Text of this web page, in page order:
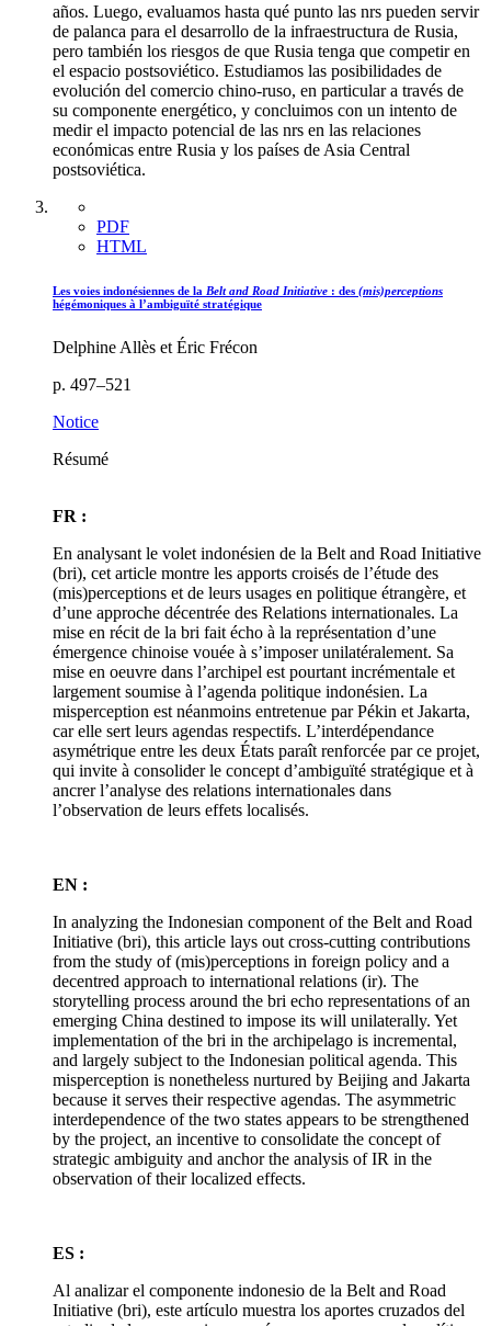
años. Luego, evaluamos hasta qué punto las nrs pueden servir
de palanca para el desarrollo de la infraestructura de Rusia,
pero también los riesgos de que Rusia tenga que competir en
el espacio postsoviético. Estudiamos las posibilidades de
evolución del comercio chino-ruso, en particular a través de
su componente energético, y concluimos con un intento de
medir el impacto potencial de las nrs en las relaciones
económicas entre Rusia y los países de Asia Central
postsoviética.
PDF
HTML
Les voies indonésiennes de la Belt and Road Initiative : des (mis)perceptions
hégémoniques à l’ambiguïté stratégique
Delphine Allès et Éric Frécon
p. 497–521
Notice
Résumé
FR :
En analysant le volet indonésien de la Belt and Road Initiative
(bri), cet article montre les apports croisés de l’étude des
(mis)perceptions et de leurs usages en politique étrangère, et
d’une approche décentrée des Relations internationales. La
mise en récit de la bri fait écho à la représentation d’une
émergence chinoise vouée à s’imposer unilatéralement. Sa
mise en oeuvre dans l’archipel est pourtant incrémentale et
largement soumise à l’agenda politique indonésien. La
misperception est néanmoins entretenue par Pékin et Jakarta,
car elle sert leurs agendas respectifs. L’interdépendance
asymétrique entre les deux États paraît renforcée par ce projet,
qui invite à consolider le concept d’ambiguïté stratégique et à
ancrer l’analyse des relations internationales dans
l’observation de leurs effets localisés.
EN :
In analyzing the Indonesian component of the Belt and Road
Initiative (bri), this article lays out cross-cutting contributions
from the study of (mis)perceptions in foreign policy and a
decentred approach to international relations (ir). The
storytelling process around the bri echo representations of an
emerging China destined to impose its will unilaterally. Yet
implementation of the bri in the archipelago is incremental,
and largely subject to the Indonesian political agenda. This
misperception is nonetheless nurtured by Beijing and Jakarta
because it serves their respective agendas. The asymmetric
interdependence of the two states appears to be strengthened
by the project, an incentive to consolidate the concept of
strategic ambiguity and anchor the analysis of IR in the
observation of their localized effects.
ES :
Al analizar el componente indonesio de la Belt and Road
Initiative (bri), este artículo muestra los aportes cruzados del